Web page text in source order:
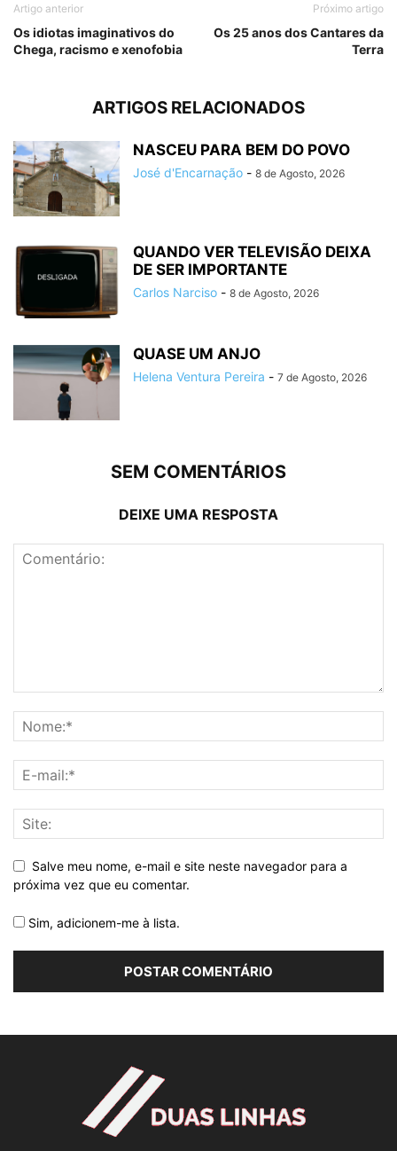
Artigo anterior
Os idiotas imaginativos do
Chega, racismo e xenofobia
Próximo artigo
Os 25 anos dos Cantares da
Terra
ARTIGOS RELACIONADOS
NASCEU PARA BEM DO POVO
José d'Encarnação - 8 de Agosto, 2026
QUANDO VER TELEVISÃO DEIXA
DE SER IMPORTANTE
Carlos Narciso - 8 de Agosto, 2026
QUASE UM ANJO
Helena Ventura Pereira - 7 de Agosto, 2026
SEM COMENTÁRIOS
DEIXE UMA RESPOSTA
Salve meu nome, e-mail e site neste navegador para a
próxima vez que eu comentar.
Sim, adicionem-me à lista.